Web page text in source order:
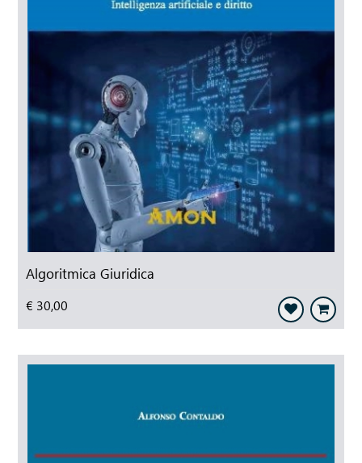
Algoritmica Giuridica
€ 30,00